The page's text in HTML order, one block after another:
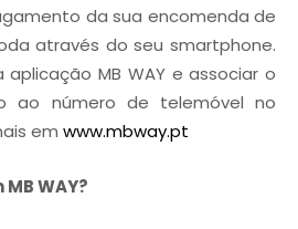
da sua encomenda de
através do seu smartphone.
MB WAY e associar o
ao número de telemóvel no
em www.mbway.pt
WAY?